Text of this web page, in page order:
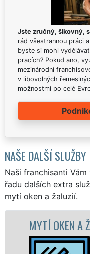
Jste zručný, šikovný,
rád všestrannou práci
byste si mohl
pracích? Pokud ano,
mezinárodní
v libovolných
možnostmi po celé
NAŠE DALŠÍ SLUŽBY
Naši franchisanti
řadu dalších extra
mytí oken a žaluzií.
10 (DESET)
EXTRA